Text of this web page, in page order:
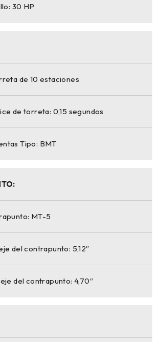
30 HP
de 10 estaciones
de torreta: 0,15 segundos
Tipo: BMT
MT-5
del contrapunto: 5,12″
del contrapunto: 4,70″